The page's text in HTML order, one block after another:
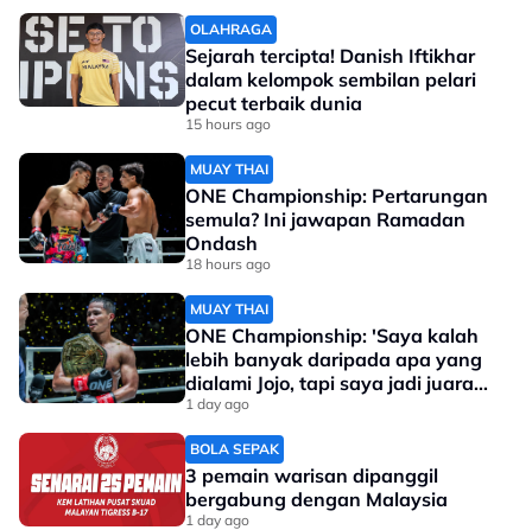
OLAHRAGA
Sejarah tercipta! Danish Iftikhar
dalam kelompok sembilan pelari
pecut terbaik dunia
15 hours ago
MUAY THAI
ONE Championship: Pertarungan
semula? Ini jawapan Ramadan
Ondash
18 hours ago
MUAY THAI
ONE Championship: 'Saya kalah
lebih banyak daripada apa yang
dialami Jojo, tapi saya jadi juara
dunia'
1 day ago
BOLA SEPAK
3 pemain warisan dipanggil
bergabung dengan Malaysia
1 day ago